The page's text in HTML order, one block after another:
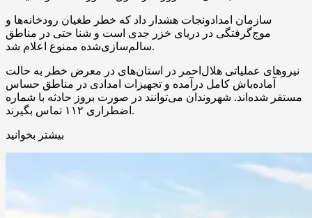
سازمان امدادونجات هشدار داد که خطر طغیان رودخانه‌ها و
موج‌گرفتگی در دریای خزر جدی است و شنا حتی در مناطق
سالم‌سازی‌شده ممنوع اعلام شد.
نیروهای عملیاتی هلال‌احمر در استان‌های در معرض خطر به حالت
آماده‌باش کامل درآمده و تجهیزات امدادی در مناطق حساس
مستقر شده‌اند. شهروندان می‌توانند در صورت بروز حادثه با شماره
اضطراری ۱۱۲ تماس بگیرند.
بیشتر بخوانید